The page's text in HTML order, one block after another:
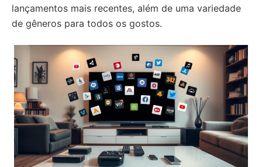
lançamentos mais recentes, além de uma variedade
de gêneros para todos os gostos.